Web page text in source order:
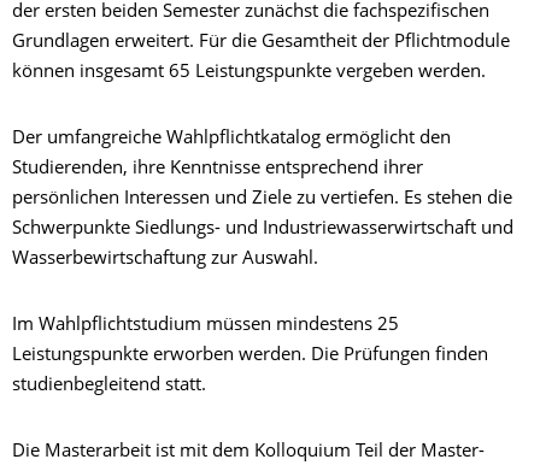
der ersten beiden Semester zunächst die fachspezifischen
Grundlagen erweitert. Für die Gesamtheit der Pflichtmodule
können insgesamt 65 Leistungspunkte vergeben werden.
Der umfangreiche Wahlpflichtkatalog ermöglicht den
Studierenden, ihre Kenntnisse entsprechend ihrer
persönlichen Interessen und Ziele zu vertiefen. Es stehen die
Schwerpunkte Siedlungs- und Industriewasserwirtschaft und
Wasserbewirtschaftung zur Auswahl.
Im Wahlpflichtstudium müssen mindestens 25
Leistungspunkte erworben werden. Die Prüfungen finden
studienbegleitend statt.
Die Masterarbeit ist mit dem Kolloquium Teil der Master-